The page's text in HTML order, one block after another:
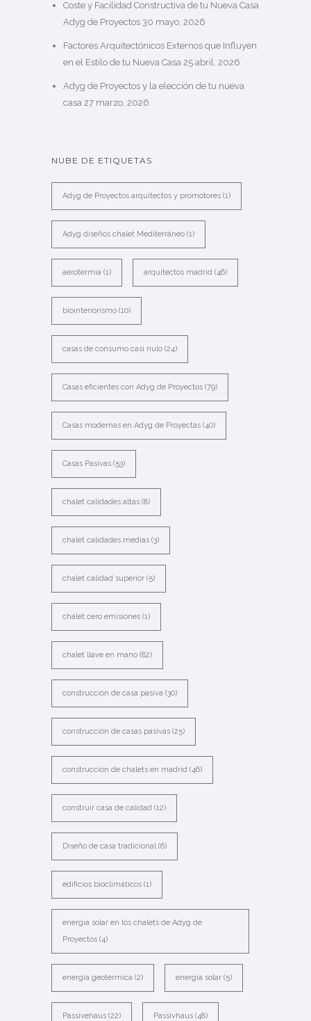
Coste y Facilidad Constructiva de tu Nueva Casa
Adyg de Proyectos 30 mayo, 2026
Factores Arquitectónicos Externos que Influyen
en el Estilo de tu Nueva Casa 25 abril, 2026
Adyg de Proyectos y la elección de tu nueva
casa 27 marzo, 2026
NUBE DE ETIQUETAS
Adyg de Proyectos arquitectos y promotores (1)
Adyg diseños chalet Mediterráneo (1)
aerotermia (1) arquitectos madrid (46)
biointeriorismo (10)
casas de consumo casi nulo (24)
Casas eficientes con Adyg de Proyectos (79)
Casas modernas en Adyg de Proyectas (40)
Casas Pasivas (53)
chalet calidades altas (8)
chalet calidades medias (3)
chalet calidad superior (5)
chalet cero emisiones (1)
chalet llave en mano (82)
construcción de casa pasiva (30)
construcción de casas pasivas (25)
construcción de chalets en madrid (46)
construir casa de calidad (12)
Diseño de casa tradicional (6)
edificios bioclimáticos (1)
energia solar en los chalets de Adyg de
Proyectos (4)
energía geotérmica (2) energía solar (5)
Passivehaus (22) Passivhaus (48)